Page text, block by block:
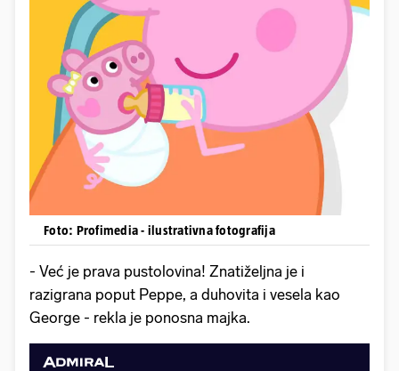
Foto: Profimedia - ilustrativna fotografija
- Već je prava pustolovina! Znatiželjna je i
razigrana poput Peppe, a duhovita i vesela kao
George - rekla je ponosna majka.